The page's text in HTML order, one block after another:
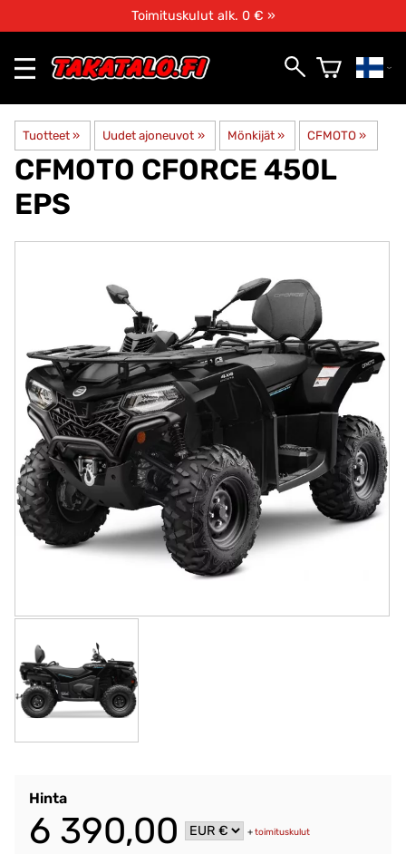
Toimituskulut alk. 0 € »
Tuotteet ‪» Uudet ajoneuvot ‪» Mönkijät ‪» CFMOTO ‪»
CFMOTO CFORCE 450L
EPS
Hinta
6 390,00 +toimituskulut